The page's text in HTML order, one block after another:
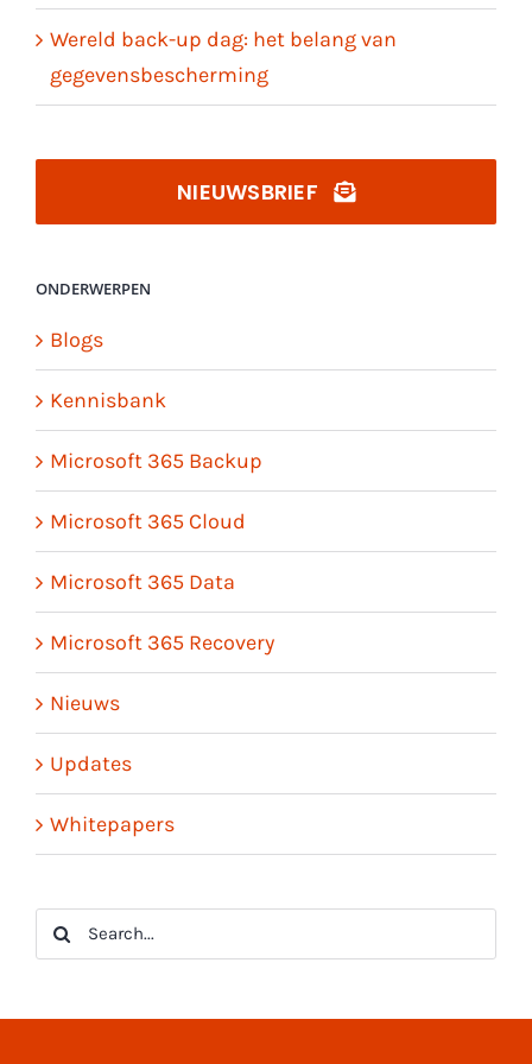
Wereld back-up dag: het belang van
gegevensbescherming
NIEUWSBRIEF
ONDERWERPEN
Blogs
Kennisbank
Microsoft 365 Backup
Microsoft 365 Cloud
Microsoft 365 Data
Microsoft 365 Recovery
Nieuws
Updates
Whitepapers
Search
for: